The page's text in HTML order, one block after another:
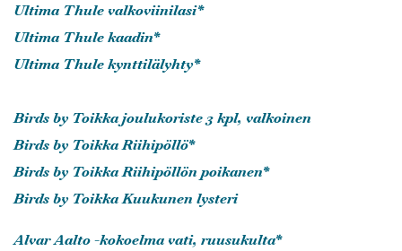
Ultima Thule valkoviinilasi*
Ultima Thule kaadin*
Ultima Thule kynttilälyhty*
Birds by Toikka joulukoriste 3 kpl, valkoinen
Birds by Toikka Riihipöllö*
Birds by Toikka Riihipöllön poikanen*
Birds by Toikka Kuukunen lysteri
Alvar Aalto -kokoelma vati, ruusukulta*